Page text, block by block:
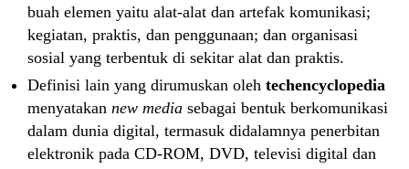
buah elemen yaitu alat-alat dan artefak komunikasi;
kegiatan, praktis, dan penggunaan; dan organisasi
sosial yang terbentuk di sekitar alat dan praktis.
Definisi lain yang dirumuskan oleh techencyclopedia
menyatakan new media sebagai bentuk berkomunikasi
dalam dunia digital, termasuk didalamnya penerbitan
elektronik pada CD-ROM, DVD, televisi digital dan